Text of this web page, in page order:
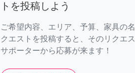
トを投稿しよう
ご希望内容、エリア、予算、家具の
クエストを投稿すると、そのリクエ
サポーターから応募が来ます！